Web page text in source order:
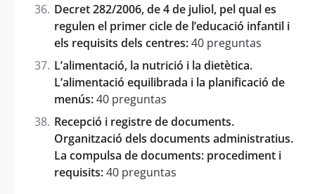
Decret 282/2006, de 4 de juliol, pel qual es
regulen el primer cicle de l’educació infantil i
els requisits dels centres:40 preguntas
L’alimentació, la nutrició i la dietètica.
L’alimentació equilibrada i la planificació de
menús:40 preguntas
Recepció i registre de documents.
Organització dels documents administratius.
La compulsa de documents: procediment i
requisits:40 preguntas